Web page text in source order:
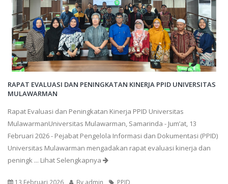
RAPAT EVALUASI DAN PENINGKATAN KINERJA PPID UNIVERSITAS
MULAWARMAN
Rapat Evaluasi dan Peningkatan Kinerja PPID Universitas
MulawarmanUniversitas Mulawarman, Samarinda - Jum’at, 13
Februari 2026 - Pejabat Pengelola Informasi dan Dokumentasi (PPID)
Universitas Mulawarman mengadakan rapat evaluasi kinerja dan
peningk ... Lihat Selengkapnya
13 Februari 2026 By admin PPID